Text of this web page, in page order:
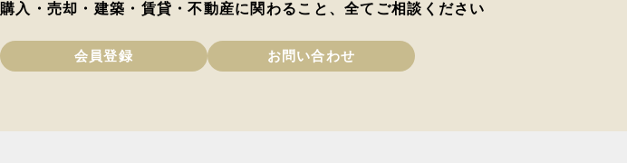
購入・売却・建築・賃貸・不動産に関わること、全てご相談ください
会員登録 お問い合わせ